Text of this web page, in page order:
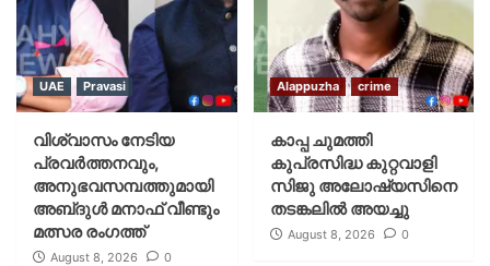
UAE Pravasi
വിശ്വാസം നേടിയ
പ്രവർത്തനവും,
അനുഭവസമ്പത്തുമായി
അബ്‌ദുൾ മനാഫ് വീണ്ടും
മത്സര രംഗത്ത്
August 8, 2026 0
Alappuzha crime
കാപ്പ ചുമത്തി
കുപ്രസിദ്ധ കുറ്റവാളി
സിജു അലോഷ്യസിനെ
തടങ്കലിൽ അയച്ചു
August 8, 2026 0